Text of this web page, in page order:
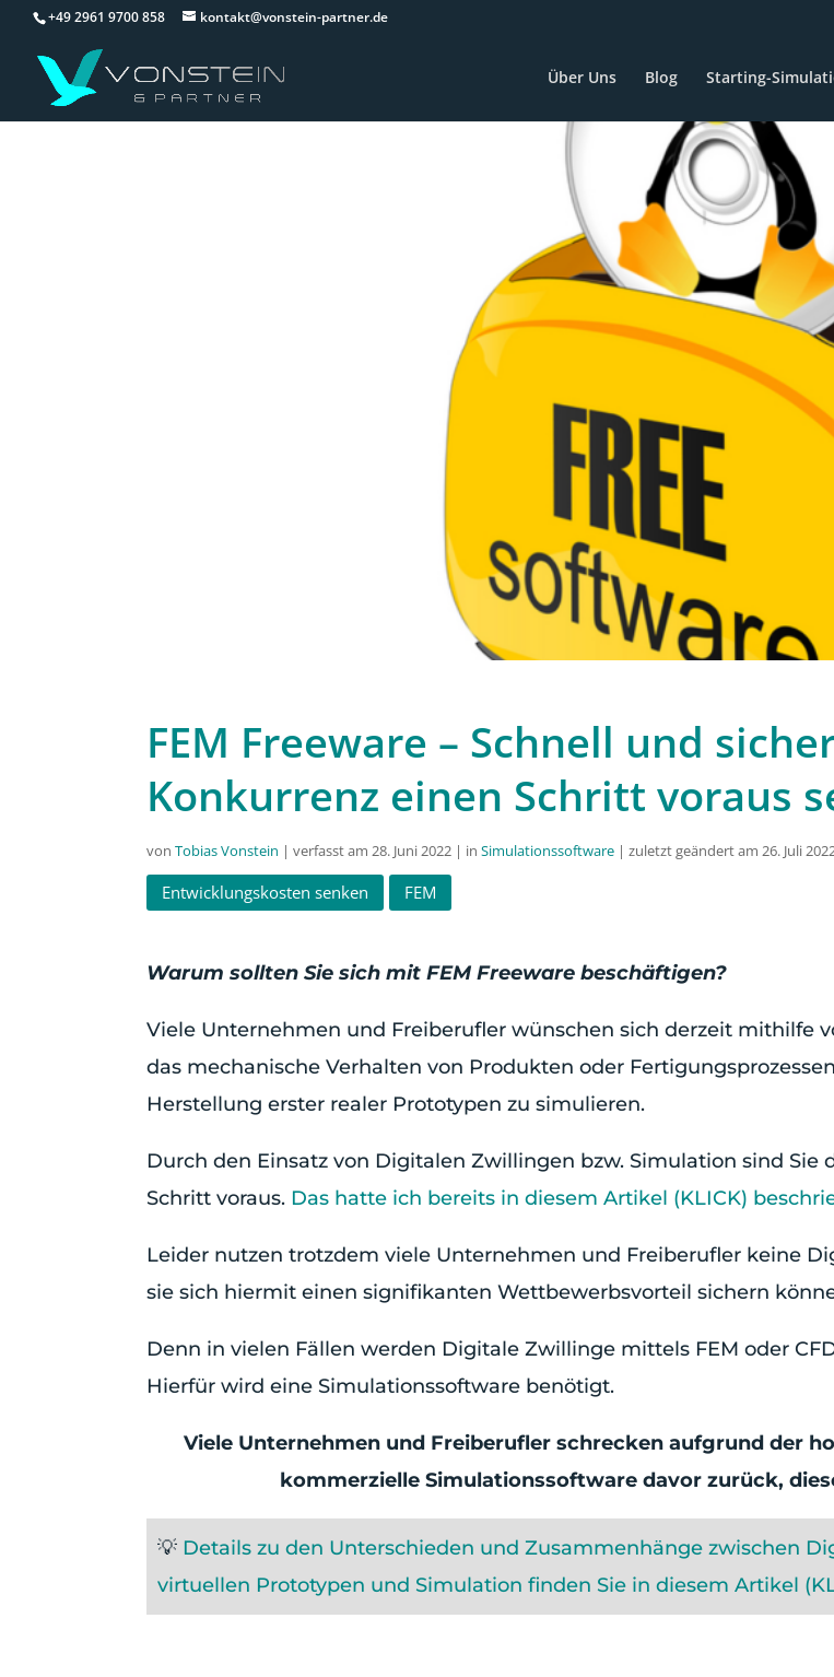
+49 2961 9700 858 kontakt@vonstein-partner.de
Über Uns Blog Starting-
FEM Freeware – Schnell und
Konkurrenz einen Schritt voraus
vonTobias Vonstein | verfasst am 28. Juni 2022 | inSimulationssoftware | zuletzt geändert am 26. Juli
Entwicklungskosten senken FEM
Warum sollten Sie sich mit FEM Freeware beschäftigen?
Viele Unternehmen und Freiberufler wünschen sich derzeit mithilfe
das mechanische Verhalten von Produkten oder
Herstellung erster realer Prototypen zu simulieren.
Durch den Einsatz von Digitalen Zwillingen bzw. Simulation sind Sie
Schritt voraus. Das hatte ich bereits in diesem Artikel (KLICK)
Leider nutzen trotzdem viele Unternehmen und Freiberufler keine
sie sich hiermit einen signifikanten Wettbewerbsvorteil sichern
Denn in vielen Fällen werden Digitale Zwillinge mittels FEM oder
Hierfür wird eine Simulationssoftware benötigt.
Viele Unternehmen und Freiberufler schrecken aufgrund der
kommerzielle Simulationssoftware davor zurück,
💡 Details zu den Unterschieden und Zusammenhänge zwischen
virtuellen Prototypen und Simulation finden Sie in diesem Artikel